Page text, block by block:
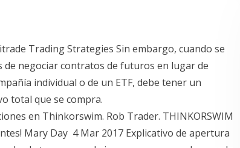
Trading Strategies Sin embargo, cuando se
de negociar contratos de futuros en lugar de
individual o de un ETF, debe tener un
total que se compra.
en Thinkorswim. Rob Trader. THINKORSWIM
Mary Day 4 Mar 2017 Explicativo de apertura